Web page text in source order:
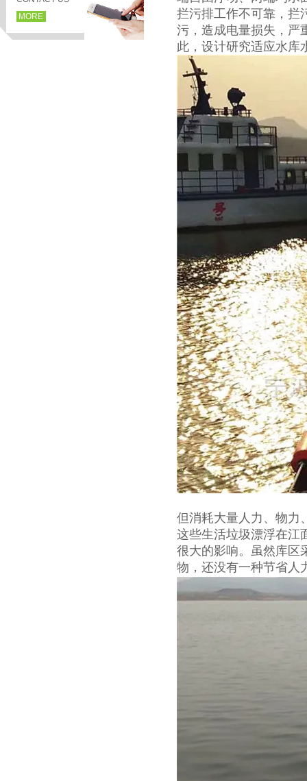
MORE
拦污排工作不可靠，拦
污，造成电量损失，严
此，设计研究适应水库
但消耗大量人力、物力
这些生活垃圾漂浮在江
很大的影响。虽然库区
物，还没有一种节省人